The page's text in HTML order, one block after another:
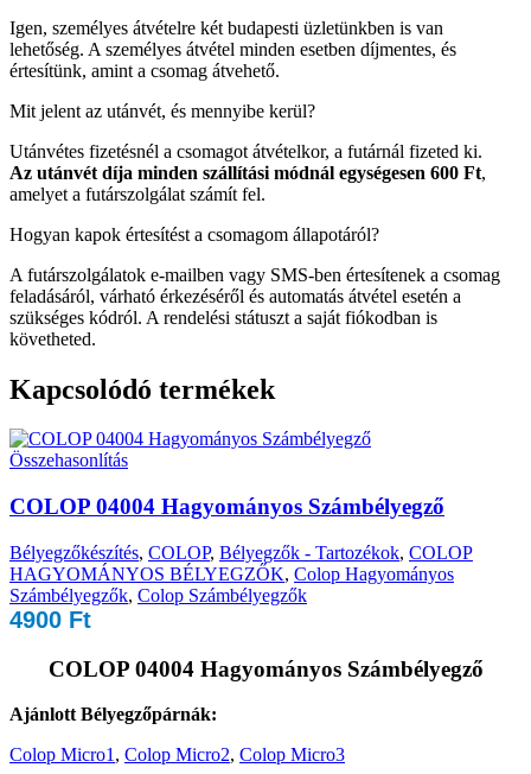
Igen, személyes átvételre két budapesti üzletünkben is van
lehetőség. A személyes átvétel minden esetben díjmentes, és
értesítünk, amint a csomag átvehető.
Mit jelent az utánvét, és mennyibe kerül?
Utánvétes fizetésnél a csomagot átvételkor, a futárnál fizeted ki.
Az utánvét díja minden szállítási módnál egységesen 600 Ft,
amelyet a futárszolgálat számít fel.
Hogyan kapok értesítést a csomagom állapotáról?
A futárszolgálatok e-mailben vagy SMS-ben értesítenek a csomag
feladásáról, várható érkezéséről és automatás átvétel esetén a
szükséges kódról. A rendelési státuszt a saját fiókodban is
követheted.
Kapcsolódó termékek
Összehasonlítás
COLOP 04004 Hagyományos Számbélyegző
Bélyegzőkészítés, COLOP, Bélyegzők - Tartozékok, COLOP
HAGYOMÁNYOS BÉLYEGZŐK, Colop Hagyományos
Számbélyegzők, Colop Számbélyegzők
4900 Ft
COLOP 04004 Hagyományos Számbélyegző
Ajánlott Bélyegzőpárnák:
Colop Micro1 , Colop Micro2, Colop Micro3